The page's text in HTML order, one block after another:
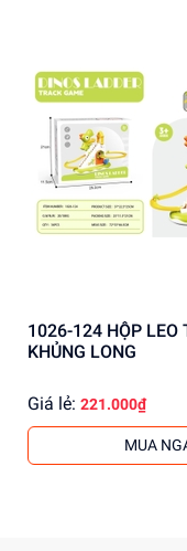
1026-124 HỘP LEO THANG PIN
KHỦNG LONG
Giá lẻ: 221.000₫
MUA